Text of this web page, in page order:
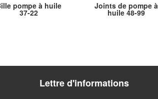
pompe à huile
37-22
Joints de pompe à
huile 48-99
Lettre d'informations